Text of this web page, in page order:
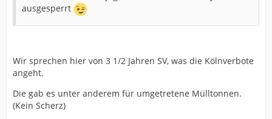
ausgesperrt
Wir sprechen hier von 3 1/2 Jahren SV, was die Kölnverbote
angeht.
Die gab es unter anderem für umgetretene Mülltonnen.
(Kein Scherz)